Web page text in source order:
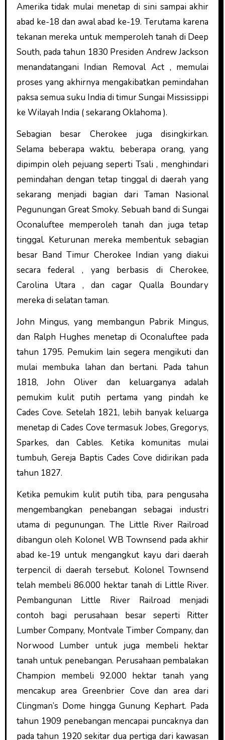
Amerika tidak mulai menetap di sini sampai akhir
abad ke-18 dan awal abad ke-19. Terutama karena
tekanan mereka untuk memperoleh tanah di Deep
South, pada tahun 1830 Presiden Andrew Jackson
menandatangani Indian Removal Act , memulai
proses yang akhirnya mengakibatkan pemindahan
paksa semua suku India di timur Sungai Mississippi
ke Wilayah India ( sekarang Oklahoma ).
Sebagian besar Cherokee juga disingkirkan.
Selama beberapa waktu, beberapa orang, yang
dipimpin oleh pejuang seperti Tsali , menghindari
pemindahan dengan tetap tinggal di daerah yang
sekarang menjadi bagian dari Taman Nasional
Pegunungan Great Smoky. Sebuah band di Sungai
Oconaluftee memperoleh tanah dan juga tetap
tinggal. Keturunan mereka membentuk sebagian
besar Band Timur Cherokee Indian yang diakui
secara federal , yang berbasis di Cherokee,
Carolina Utara , dan cagar Qualla Boundary
mereka di selatan taman.
John Mingus, yang membangun Pabrik Mingus,
dan Ralph Hughes menetap di Oconaluftee pada
tahun 1795. Pemukim lain segera mengikuti dan
mulai membuka lahan dan bertani. Pada tahun
1818, John Oliver dan keluarganya adalah
pemukim kulit putih pertama yang pindah ke
Cades Cove. Setelah 1821, lebih banyak keluarga
menetap di Cades Cove termasuk Jobes, Gregorys,
Sparkes, dan Cables. Ketika komunitas mulai
tumbuh, Gereja Baptis Cades Cove didirikan pada
tahun 1827.
Ketika pemukim kulit putih tiba, para pengusaha
mengembangkan penebangan sebagai industri
utama di pegunungan. The Little River Railroad
dibangun oleh Kolonel WB Townsend pada akhir
abad ke-19 untuk mengangkut kayu dari daerah
terpencil di daerah tersebut. Kolonel Townsend
telah membeli 86.000 hektar tanah di Little River.
Pembangunan Little River Railroad menjadi
contoh bagi perusahaan besar seperti Ritter
Lumber Company, Montvale Timber Company, dan
Norwood Lumber untuk juga membeli hektar
tanah untuk penebangan. Perusahaan pembalakan
Champion membeli 92.000 hektar tanah yang
mencakup area Greenbrier Cove dan area dari
Clingman’s Dome hingga Gunung Kephart. Pada
tahun 1909 penebangan mencapai puncaknya dan
pada tahun 1920 sekitar dua pertiga dari kawasan